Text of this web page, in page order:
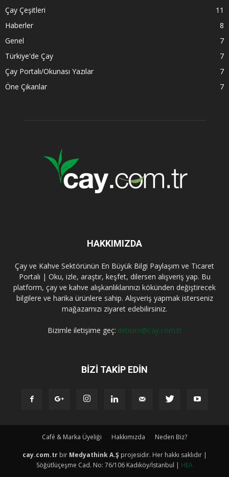
Çay Çeşitleri
11
Haberler
8
Genel
7
Türkiye'de Çay
7
Çay Portalı/Okunası Yazılar
7
Öne Çıkanlar
7
HAKKIMIZDA
Çay ve Kahve Sektörünün En Büyük Bilgi Paylaşım ve Ticaret
Portalı | Oku, izle, araştır, keşfet, dilersen alışveriş yap. Bu
platform, çay ve kahve alışkanlıklarınızı kökünden değiştirecek
bilgilere ve harika ürünlere sahip. Alışveriş yapmak isterseniz
mağazamızı ziyaret edebilirsiniz.
Bizimle iletişime geç: iletisim@cay.com.tr
BIZI TAKIP EDIN
Café & Marka Üyeliği Hakkımızda Neden Biz?
cay.com.trbir Medyathink A.Ş projesidir. Her hakkı saklıdır |
Söğütlüçeşme Cad. No: 76/106 Kadıköy/İstanbul | HEA